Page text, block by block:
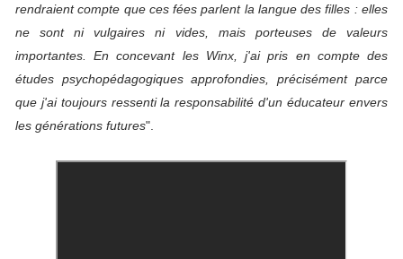
rendraient compte que ces fées parlent la langue des filles : elles
ne sont ni vulgaires ni vides, mais porteuses de valeurs
importantes. En concevant les Winx, j'ai pris en compte des
études psychopédagogiques approfondies, précisément parce
que j'ai toujours ressenti la responsabilité d'un éducateur envers
les générations futures".